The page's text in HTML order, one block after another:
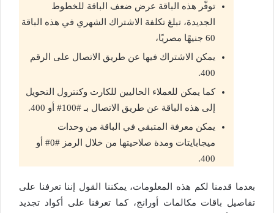
توفّر هذه الباقة عرض ضعف الباقة للخطوط
الجديدة، تبلغ تكلفة الاشتراك الشهري في هذه الباقة
60 جنيهًا مصريًا،
يمكن الاشتراك فيها عن طريق الاتصال على الرقم
400.
كما يمكن للعملاء الحاليين للكارت وكنترول التحويل
إلى هذه الباقة عن طريق الاتصال بـ #100# أو 400.
يمكن معرفة المتبقي في الباقة من وحدات
ميجابايتات ومدة صلاحيتها من خلال الرمز #0# أو
400.
بعدما قدمنا لكم هذه المعلومات، يمكننا القول إننا تعرفنا على
تفاصيل باقات مكالمات أورانج، كما تعرفنا على أكواد تجديد